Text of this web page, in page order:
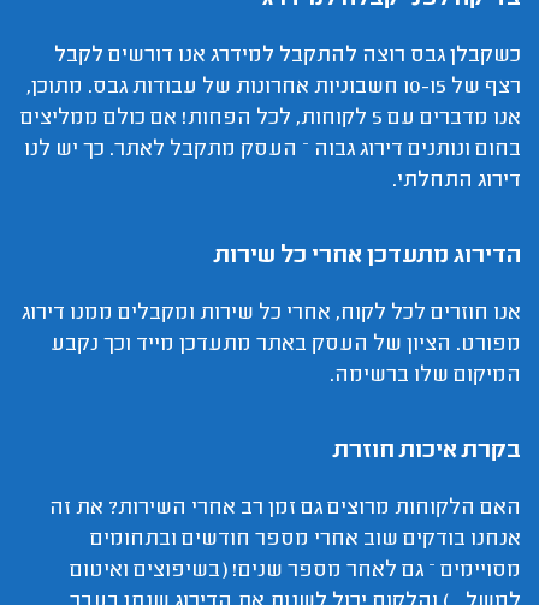
כשקבלן גבס רוצה להתקבל למידרג אנו דורשים לקבל
רצף של 10-15 חשבוניות אחרונות של עבודות גבס. מתוכן,
אנו מדברים עם 5 לקוחות, לכל הפחות! אם כולם ממליצים
בחום ונותנים דירוג גבוה – העסק מתקבל לאתר. כך יש לנו
דירוג התחלתי.
הדירוג מתעדכן אחרי כל שירות
אנו חוזרים לכל לקוח, אחרי כל שירות ומקבלים ממנו דירוג
מפורט. הציון של העסק באתר מתעדכן מייד וכך נקבע
המיקום שלו ברשימה.
בקרת איכות חוזרת
האם הלקוחות מרוצים גם זמן רב אחרי השירות? את זה
אנחנו בודקים שוב אחרי מספר חודשים ובתחומים
מסויימים – גם לאחר מספר שנים! (בשיפוצים ואיטום